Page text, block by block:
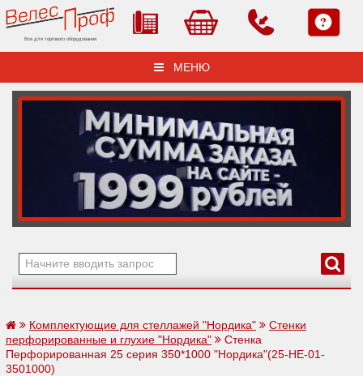
Все для торгового оборудования
МЕНЮ
Комплектующие для стеллажей "Нордика"
Стенки
перфорированные и глухие "Нордика"
Стенка
Перфорированная 25 серия 350*1000 "Нордика"(25-НЕ-01-
3501000)